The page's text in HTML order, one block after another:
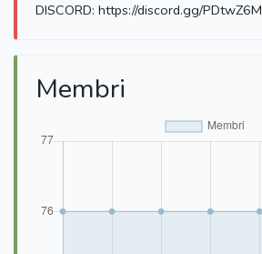
DISCORD: https://discord.gg/PDtwZ6M
Membri